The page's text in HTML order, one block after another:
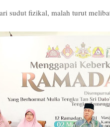
sudut fizikal, malah turut